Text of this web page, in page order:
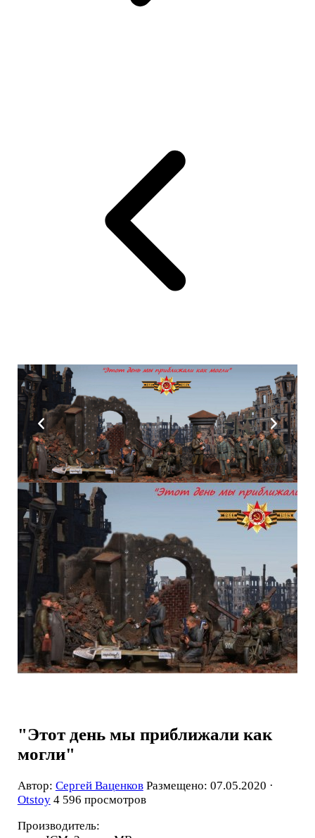
"Этот день мы приближали как
могли"
Автор: Сергей Ваценков Размещено: 07.05.2020 ·
Otstoy 4 596 просмотров
Производитель: